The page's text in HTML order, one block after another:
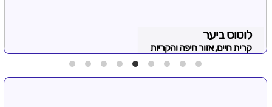
לוטוס ביער
קרית חיים, אזור חיפה והקריות